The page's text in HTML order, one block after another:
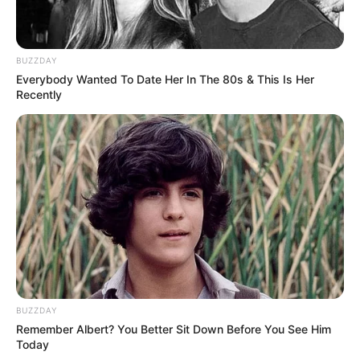
arrumadinhas, e feche-as com papel e
grampeador. Quem tem uma
Silhuete
em casa
pode caprichar um pouco mais, criar
outros adereços.
10.Saquinhos festa junina
Fonte: Borracha Mágica via
BUZZDAY
Everybody Wanted To Date Her In The 80s & This Is Her
Recently
BUZZDAY
Remember Albert? You Better Sit Down Before You See Him
Today